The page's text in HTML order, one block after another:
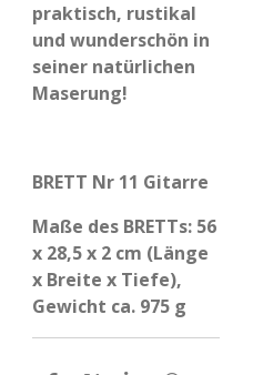
praktisch, rustikal
und wunderschön in
seiner natürlichen
Maserung!
BRETT Nr 11 Gitarre
Maße des BRETTs: 56
x 28,5 x 2 cm (Länge
x Breite x Tiefe),
Gewicht ca. 975 g